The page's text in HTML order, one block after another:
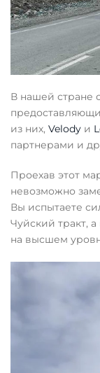
В нашей стране
из них, Velody и
партнерами и
Проехав этот
невозможно
Вы испытаете
Чуйский тракт,
на высшем